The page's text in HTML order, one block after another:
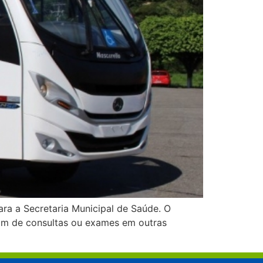
a Secretaria Municipal de Saúde. O
de consultas ou exames em outras